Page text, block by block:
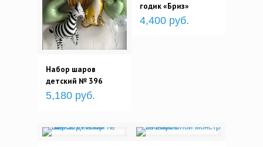
Набор шаров
детский № 396
5,180 руб.
годик «Бриз»
4,400 руб.